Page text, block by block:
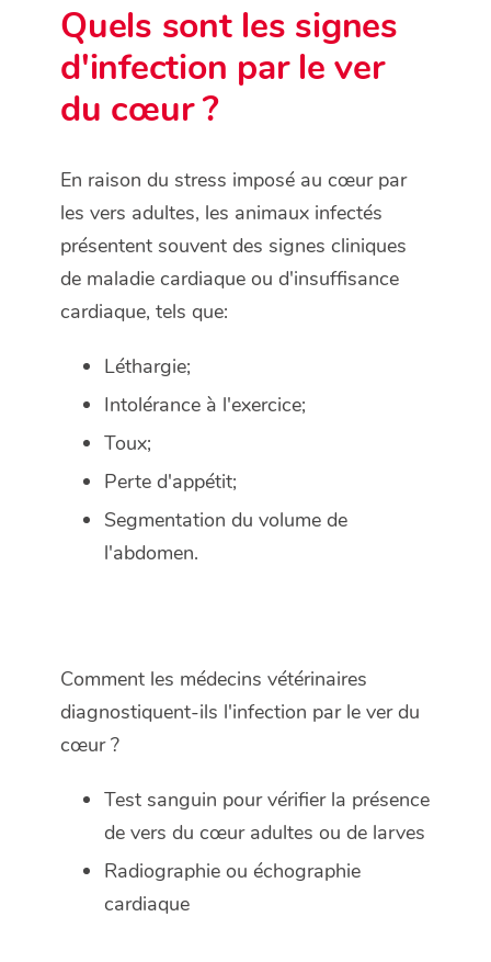
Quels sont les signes
d'infection par le ver
du cœur ?
En raison du stress imposé au cœur par
les vers adultes, les animaux infectés
présentent souvent des signes cliniques
de maladie cardiaque ou d'insuffisance
cardiaque, tels que:
Léthargie;
Intolérance à l'exercice;
Toux;
Perte d'appétit;
Segmentation du volume de
l'abdomen.
Comment les médecins vétérinaires
diagnostiquent-ils l'infection par le ver du
cœur ?
Test sanguin pour vérifier la présence
de vers du cœur adultes ou de larves
Radiographie ou échographie
cardiaque